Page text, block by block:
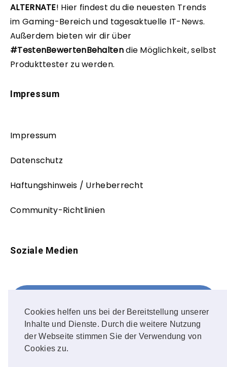
Cookies helfen uns bei der Bereitstellung unserer
Inhalte und Dienste. Durch die weitere Nutzung
der Webseite stimmen Sie der Verwendung von
Cookies zu.
ALTERNATE! Hier findest du die neuesten Trends
im Gaming-Bereich und tagesaktuelle IT-News.
Außerdem bieten wir dir über
#TestenBewertenBehaltendie Möglichkeit, selbst
Produkttester zu werden.
Impressum
Impressum
Datenschutz
Haftungshinweis / Urheberrecht
Community-Richtlinien
Soziale Medien
FOLLOW ME!
Instagram
OUR PHOTOS!